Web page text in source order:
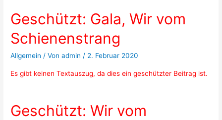
Geschützt: Gala, Wir vom
Schienenstrang
Allgemein / Vonadmin / 2. Februar 2020
Es gibt keinen Textauszug, da dies ein geschützter Beitrag ist.
Geschützt: Wir vom